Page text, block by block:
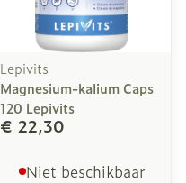
Lepivits
Magnesium-kalium Caps
120 Lepivits
€ 22,30
Niet beschikbaar